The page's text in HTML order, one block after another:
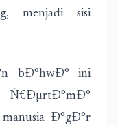
menjadi sisi
bÐ°hwÐ° ini
Ð°gÐ°r